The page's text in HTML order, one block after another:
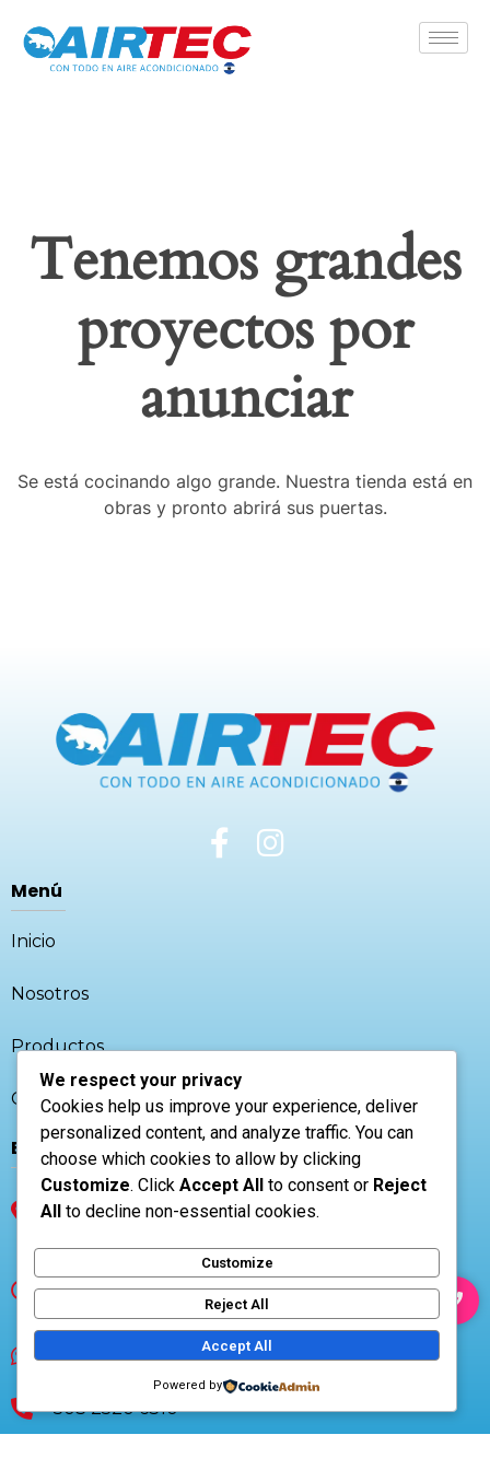
Tenemos grandes
proyectos por
anunciar
Se está cocinando algo grande. Nuestra tienda está en
obras y pronto abrirá sus puertas.
Menú
Inicio
Nosotros
Productos
Contacto
El Salvador
CP 1101, Av. Las Amapolas casa 1, San
Salvador, El Salvador
Lunes a Viernes
07:00AM - 05:00PM
+503 7853-9270
+503 2520 6310
We respect your privacy
Cookies help us improve your experience, deliver
personalized content, and analyze traffic. You can
choose which cookies to allow by clicking
Customize. Click Accept All to consent or Reject
All to decline non-essential cookies.
Customize
Reject All
Accept All
Powered by